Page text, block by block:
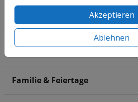
Akzeptieren
Ablehnen
Familie & Feiertage